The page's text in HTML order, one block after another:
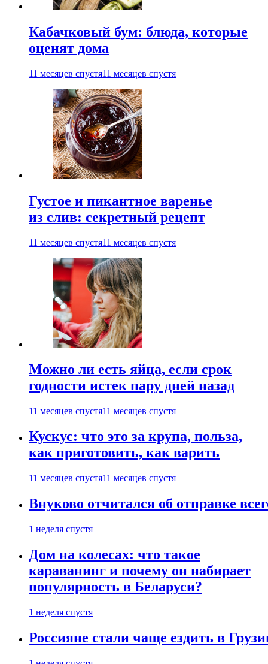
Кабачковый бум: блюда, которые
оценят дома
11 месяцев спустя11 месяцев спустя
Густое и пикантное варенье
из слив: секретный рецепт
11 месяцев спустя11 месяцев спустя
Можно ли есть яйца, если срок
годности истек пару дней назад
11 месяцев спустя11 месяцев спустя
Кускус: что это за крупа, польза,
как приготовить, как варить
11 месяцев спустя11 месяцев спустя
Внуково отчитался об отправке
1 неделя спустя
Дом на колесах: что такое
караванинг и почему он набирает
популярность в Беларуси?
1 неделя спустя
Россияне стали чаще ездить в